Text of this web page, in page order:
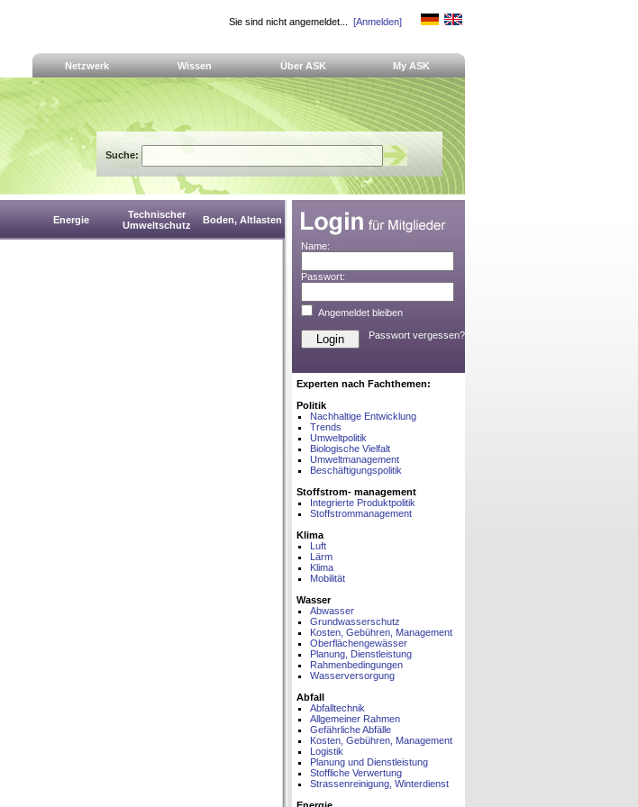
Sie sind nicht angemeldet... [Anmelden]
Netzwerk Wissen Über ASK My ASK
Suche:
Energie
Technischer
Umweltschutz
Boden, Altlasten
Name:
Passwort:
Angemeldet bleiben
Passwort vergessen?
Experten nach Fachthemen:
Politik
Nachhaltige Entwicklung
Trends
Umweltpolitik
Biologische Vielfalt
Umweltmanagement
Beschäftigungspolitik
Stoffstrom- management
Integrierte Produktpolitik
Stoffstrommanagement
Klima
Luft
Lärm
Klima
Mobilität
Wasser
Abwasser
Grundwasserschutz
Kosten, Gebühren, Management
Oberflächengewässer
Planung, Dienstleistung
Rahmenbedingungen
Wasserversorgung
Abfall
Abfalltechnik
Allgemeiner Rahmen
Gefährliche Abfälle
Kosten, Gebühren, Management
Logistik
Planung und Dienstleistung
Stoffliche Verwertung
Strassenreinigung, Winterdienst